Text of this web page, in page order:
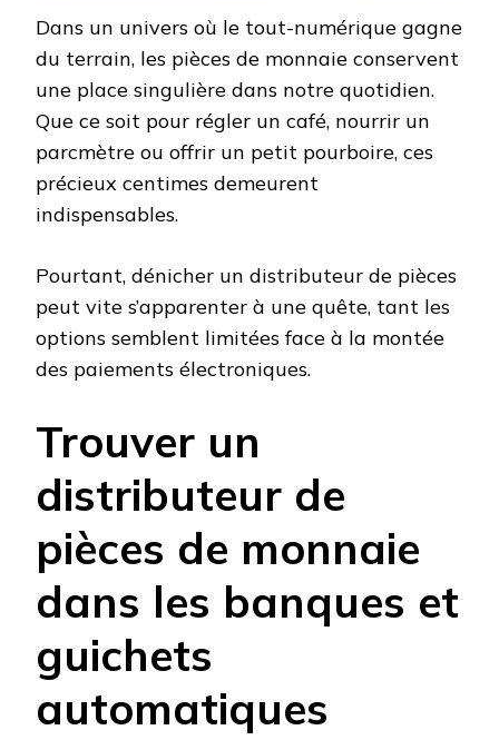
Dans un univers où le tout-numérique gagne
du terrain, les pièces de monnaie conservent
une place singulière dans notre quotidien.
Que ce soit pour régler un café, nourrir un
parcmètre ou offrir un petit pourboire, ces
précieux centimes demeurent
indispensables.
Pourtant, dénicher un distributeur de pièces
peut vite s’apparenter à une quête, tant les
options semblent limitées face à la montée
des paiements électroniques.
Trouver un
distributeur de
pièces de monnaie
dans les banques et
guichets
automatiques